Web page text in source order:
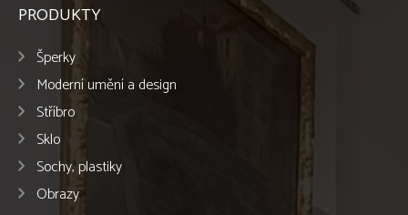
PRODUKTY
Šperky
Moderní umění a design
Stříbro
Sklo
Sochy, plastiky
Obrazy